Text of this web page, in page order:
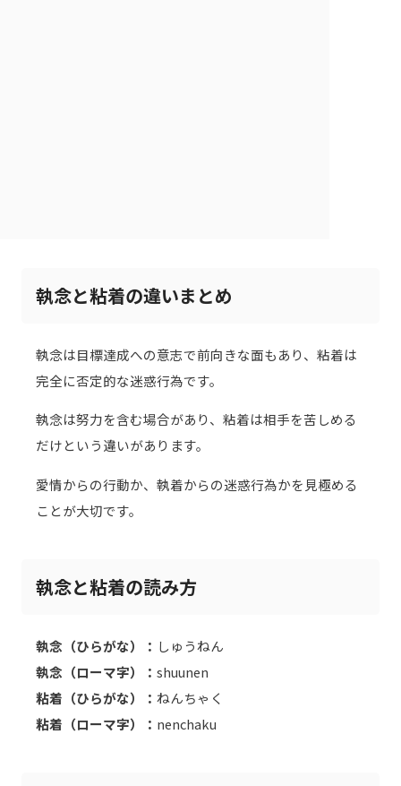
執念と粘着の違いまとめ
執念は目標達成への意志で前向きな面もあり、粘着は
完全に否定的な迷惑行為です。
執念は努力を含む場合があり、粘着は相手を苦しめる
だけという違いがあります。
愛情からの行動か、執着からの迷惑行為かを見極める
ことが大切です。
執念と粘着の読み方
執念（ひらがな）： しゅうねん
執念（ローマ字）： shuunen
粘着（ひらがな）： ねんちゃく
粘着（ローマ字）： nenchaku